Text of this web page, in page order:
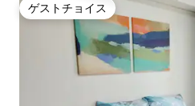
ゲストチョイス
ゲストチョイス